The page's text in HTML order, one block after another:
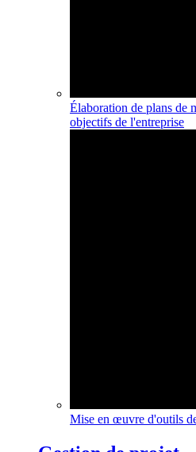
Élaboration de plans de
objectifs de l'entreprise
Mise en œuvre d'outils